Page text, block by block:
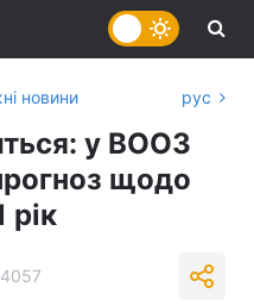
новини рус
у ВООЗ
щодо
рік
4057